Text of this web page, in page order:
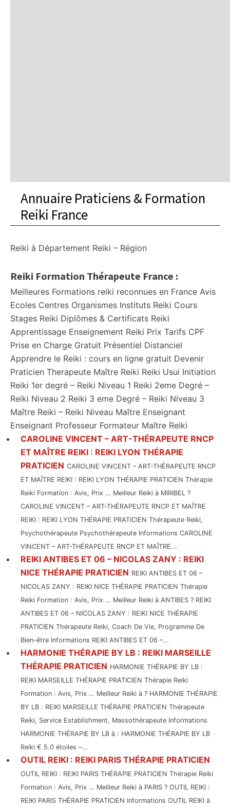
Annuaire Praticiens & Formation
Reiki France
Reiki à Département Reiki – Région
Reiki Formation Thérapeute France :
Meilleures Formations reiki reconnues en France Avis
Ecoles Centres Organismes Instituts Reiki Cours
Stages Reiki Diplômes & Certificats Reiki
Apprentissage Enseignement Reiki Prix Tarifs CPF
Prise en Charge Gratuit Présentiel Distanciel
Apprendre le Reiki : cours en ligne gratuit Devenir
Praticien Therapeute Maître Reiki Reiki Usui Initiation
Reiki 1er degré – Reiki Niveau 1 Reiki 2eme Degré –
Reiki Niveau 2 Reiki 3 eme Degré – Reiki Niveau 3
Maître Reiki – Reiki Niveau Maître Enseignant
Enseignant Professeur Formateur Maître Reiki
CAROLINE VINCENT – ART-THÉRAPEUTE RNCP
ET MAÎTRE REIKI : REIKI LYON THÉRAPIE
PRATICIEN CAROLINE VINCENT – ART-THÉRAPEUTE RNCP
ET MAÎTRE REIKI : REIKI LYON THÉRAPIE PRATICIEN Thérapie
Reiki Formation : Avis, Prix … Meilleur Reiki à MIRIBEL ?
CAROLINE VINCENT – ART-THÉRAPEUTE RNCP ET MAÎTRE
REIKI : REIKI LYON THÉRAPIE PRATICIEN Thérapeute Reiki,
Psychothérapeute Psychothérapeute Informations CAROLINE
VINCENT – ART-THÉRAPEUTE RNCP ET MAÎTRE...
REIKI ANTIBES ET 06 – NICOLAS ZANY : REIKI
NICE THÉRAPIE PRATICIEN REIKI ANTIBES ET 06 –
NICOLAS ZANY : REIKI NICE THÉRAPIE PRATICIEN Thérapie
Reiki Formation : Avis, Prix … Meilleur Reiki à ANTIBES ? REIKI
ANTIBES ET 06 – NICOLAS ZANY : REIKI NICE THÉRAPIE
PRATICIEN Thérapeute Reiki, Coach De Vie, Programme De
Bien-être Informations REIKI ANTIBES ET 06 –...
HARMONIE THÉRAPIE BY LB : REIKI MARSEILLE
THÉRAPIE PRATICIEN HARMONIE THÉRAPIE BY LB :
REIKI MARSEILLE THÉRAPIE PRATICIEN Thérapie Reiki
Formation : Avis, Prix … Meilleur Reiki à ? HARMONIE THÉRAPIE
BY LB : REIKI MARSEILLE THÉRAPIE PRATICIEN Thérapeute
Reiki, Service Establishment, Massothérapeute Informations
HARMONIE THÉRAPIE BY LB à : HARMONIE THÉRAPIE BY LB
Reiki € 5.0 étoiles –...
OUTIL REIKI : REIKI PARIS THÉRAPIE PRATICIEN
OUTIL REIKI : REIKI PARIS THÉRAPIE PRATICIEN Thérapie Reiki
Formation : Avis, Prix … Meilleur Reiki à PARIS ? OUTIL REIKI :
REIKI PARIS THÉRAPIE PRATICIEN Informations OUTIL REIKI à